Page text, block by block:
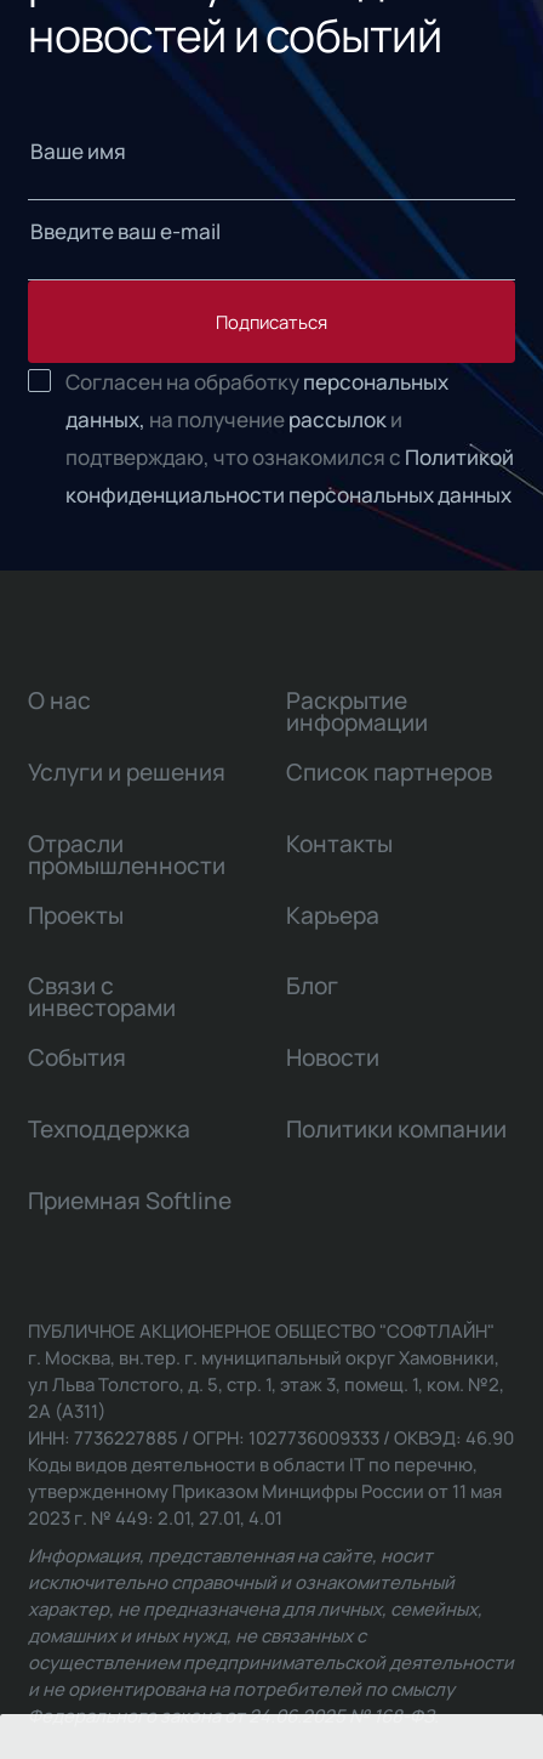
новостей и событий
Подписаться
Согласен на обработкуперсональных
данных, на получениерассылоки
подтверждаю, что ознакомился с Политикой
конфиденциальности персональных данных
О нас
Услуги и решения
Отрасли
промышленности
Проекты
Связи с
инвесторами
Раскрытие
информации
Список партнеров
Контакты
Карьера
Блог
События Новости
Техподдержка Политики компании
Приемная Softline
ПУБЛИЧНОЕ АКЦИОНЕРНОЕ ОБЩЕСТВО "СОФТЛАЙН"
г. Москва, вн.тер. г. муниципальный округ Хамовники,
ул Льва Толстого, д. 5, стр. 1, этаж 3, помещ. 1, ком. №2,
2А (А311)
ИНН: 7736227885 / ОГРН: 1027736009333 / ОКВЭД: 46.90
Коды видов деятельности в области IT по перечню,
утвержденному Приказом Минцифры России от 11 мая
2023 г. № 449: 2.01, 27.01, 4.01
Информация, представленная на сайте, носит
исключительно справочный и ознакомительный
характер, не предназначена для личных, семейных,
домашних и иных нужд, не связанных с
осуществлением предпринимательской деятельности
и не ориентирована на потребителей по смыслу
Федерального закона от 24.06.2025 № 168-ФЗ.